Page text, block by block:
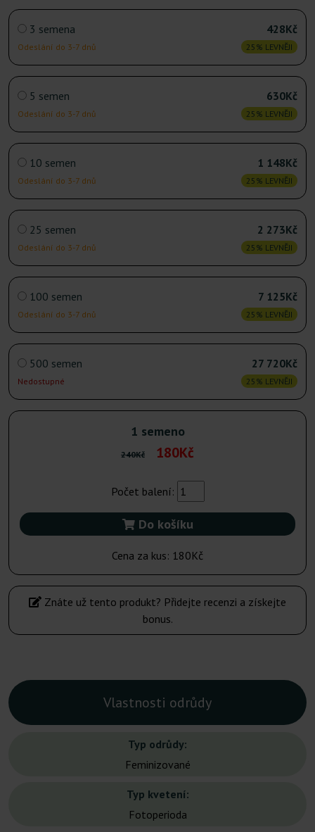
3 semena
Odeslání do 3-7 dnů
428Kč
25% LEVNĚJI
5 semen
Odeslání do 3-7 dnů
630Kč
25% LEVNĚJI
10 semen
Odeslání do 3-7 dnů
1 148Kč
25% LEVNĚJI
25 semen
Odeslání do 3-7 dnů
2 273Kč
25% LEVNĚJI
100 semen
Odeslání do 3-7 dnů
7 125Kč
25% LEVNĚJI
500 semen
Nedostupné
27 720Kč
25% LEVNĚJI
1 semeno
240Kč 180Kč
Počet balení:
Do košíku
Cena za kus: 180Kč
Znáte už tento produkt? Přidejte recenzi a získejte
bonus.
Vlastnosti odrůdy
Typ odrůdy:
Feminizované
Typ kvetení:
Fotoperioda